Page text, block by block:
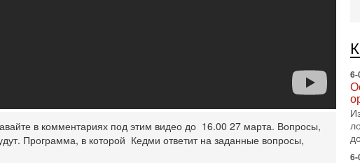
в комментариях под этим видео до 16.00 27 марта. Вопросы,
Программа, в которой Кедми ответит на заданные вопросы,
6-